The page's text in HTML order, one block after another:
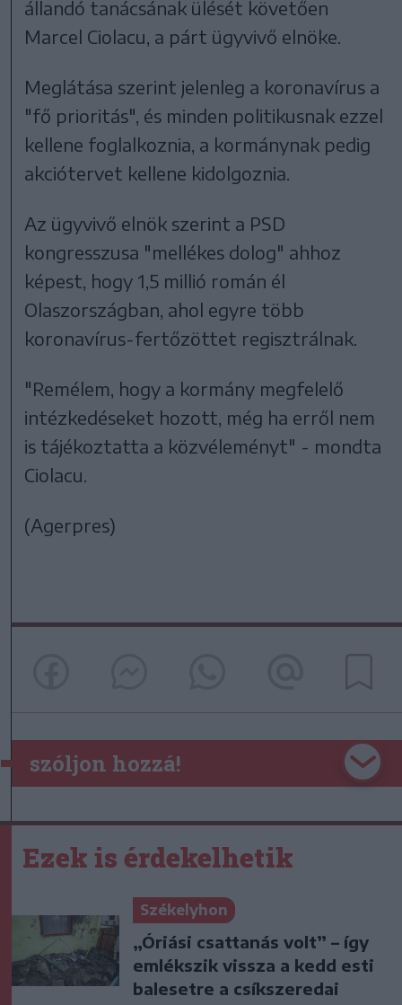
állandó tanácsának ülését követően
Marcel Ciolacu, a párt ügyvivő elnöke.
Meglátása szerint jelenleg a koronavírus a
"fő prioritás", és minden politikusnak ezzel
kellene foglalkoznia, a kormánynak pedig
akciótervet kellene kidolgoznia.
Az ügyvivő elnök szerint a PSD
kongresszusa "mellékes dolog" ahhoz
képest, hogy 1,5 millió román él
Olaszországban, ahol egyre több
koronavírus-fertőzöttet regisztrálnak.
"Remélem, hogy a kormány megfelelő
intézkedéseket hozott, még ha erről nem
is tájékoztatta a közvéleményt" - mondta
Ciolacu.
(Agerpres)
szóljon hozzá!
Ezek is érdekelhetik
Székelyhon
„Óriási csattanás volt” – így
emlékszik vissza a kedd esti
balesetre a csíkszeredai